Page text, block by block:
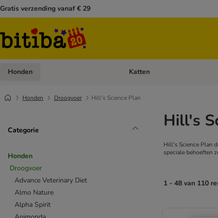
Gratis verzending vanaf € 29
Honden Open categoriemenu: Honden
Katten
Honden Droogvoer Hill's Science Plan
Categorie
Honden
Droogvoer
Advance Veterinary Diet
Almo Nature
Alpha Spirit
Hill's
Hill's Science Plan
speciale behoeften
1 - 48 van 110